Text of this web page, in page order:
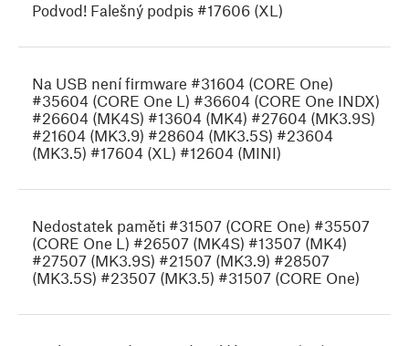
Podvod! Falešný podpis #17606 (XL)
Na USB není firmware #31604 (CORE One)
#35604 (CORE One L) #36604 (CORE One INDX)
#26604 (MK4S) #13604 (MK4) #27604 (MK3.9S)
#21604 (MK3.9) #28604 (MK3.5S) #23604
(MK3.5) #17604 (XL) #12604 (MINI)
Nedostatek paměti #31507 (CORE One) #35507
(CORE One L) #26507 (MK4S) #13507 (MK4)
#27507 (MK3.9S) #21507 (MK3.9) #28507
(MK3.5S) #23507 (MK3.5) #31507 (CORE One)